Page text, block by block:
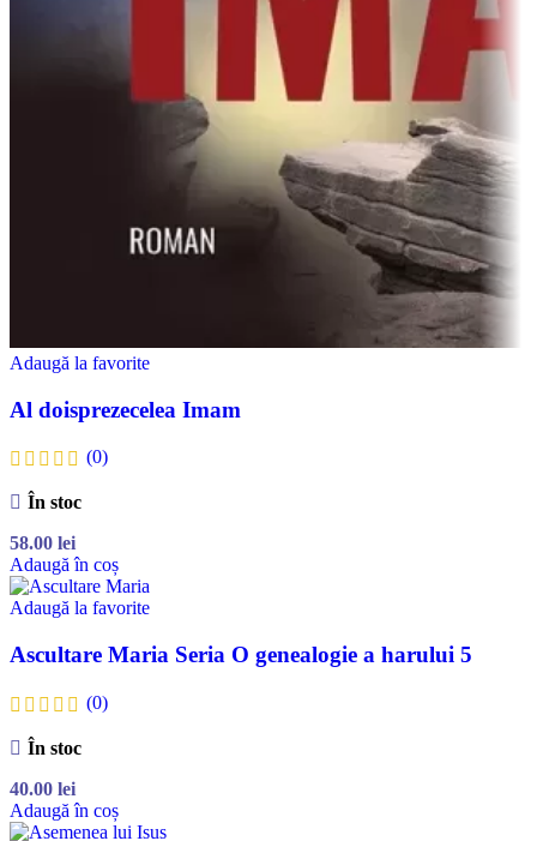
Adaugă la favorite
Al doisprezecelea Imam
(0)
În stoc
58.00 lei
Adaugă în coș
Adaugă la favorite
Ascultare Maria Seria O genealogie a harului 5
(0)
În stoc
40.00 lei
Adaugă în coș